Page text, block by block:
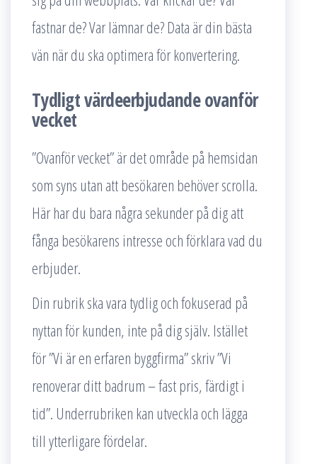
fastnar de? Var lämnar de? Data är din bästa
vän när du ska optimera för konvertering.
Tydligt värdeerbjudande ovanför
vecket
”Ovanför vecket” är det område på hemsidan
som syns utan att besökaren behöver scrolla.
Här har du bara några sekunder på dig att
fånga besökarens intresse och förklara vad du
erbjuder.
Din rubrik ska vara tydlig och fokuserad på
nyttan för kunden, inte på dig själv. Istället
för ”Vi är en erfaren byggfirma” skriv ”Vi
renoverar ditt badrum – fast pris, färdigt i
tid”. Underrubriken kan utveckla och lägga
till ytterligare fördelar.